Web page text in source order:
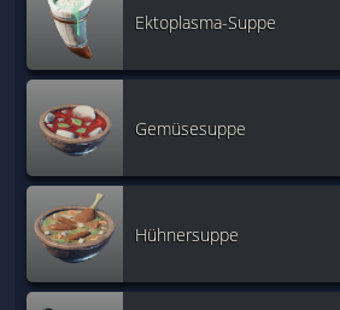
Ektoplasma-Suppe
Gemüsesuppe
Hühnersuppe